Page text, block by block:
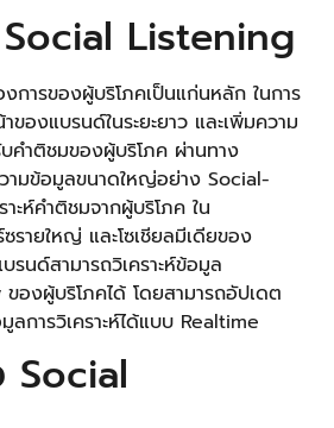
Listening
การของผู้บริโภคเป็นแก่นหลัก ในการ
ของแบรนด์ในระยะยาว และเพิ่มความ
คำติชมของผู้บริโภค ผ่านทาง
วามข้อมูลขนาดใหญ่อย่าง Social-
ะห์คำติชมจากผู้บริโภค ใน
ายใหญ่ และโซเชียลมีเดียของ
รนด์สามารถวิเคราะห์ข้อมูล
องผู้บริโภคได้ โดยสามารถอัปเดต
การวิเคราะห์ได้แบบ Realtime
Social